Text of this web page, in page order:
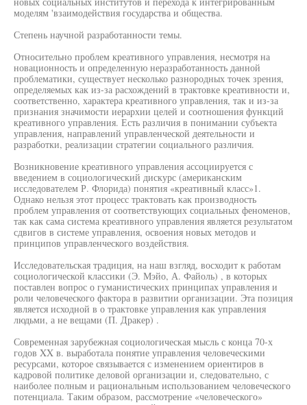
моделям 'взаимодействия государства и общества.
Степень научной разработанности темы.
Относительно проблем креативного управления, несмотря на
новационность и определенную неразработанность данной
проблематики, существует несколько разнородных точек зрения,
определяемых как из-за расхождений в трактовке креативности и,
соответственно, характера креативного управления, так и из-за
признания значимости иерархии целей и соотношения функций
креативного управления. Есть различия в понимании субъекта
управления, направлений управленческой деятельности и
разработки, реализации стратегии социального различия.
Возникновение креативного управления ассоциируется с
введением в социологический дискурс (американским
исследователем Р. Флорида) понятия «креативный класс»1.
Однако нельзя этот процесс трактовать как производность
проблем управления от соответствующих социальных феноменов,
так как сама система креативного управления является результатом
сдвигов в системе управления, освоения новых методов и
принципов управленческого воздействия.
Исследовательская традиция, на наш взгляд, восходит к работам
социологической классики (Э. Мэйо, А. Файоль) , в которых
поставлен вопрос о гуманистических принципах управления и
роли человеческого фактора в развитии организации. Эта позиция
является исходной в о трактовке управления как управления
людьми, а не вещами (П. Дракер) .
Современная зарубежная социологическая мысль с конца 70-х
годов XX в. выработала понятие управления человеческими
ресурсами, которое связывается с изменением ориентиров в
кадровой политике деловой организации и, следовательно, с
наиболее полным и рациональным использованием человеческого
потенциала. Таким образом, рассмотрение «человеческого»